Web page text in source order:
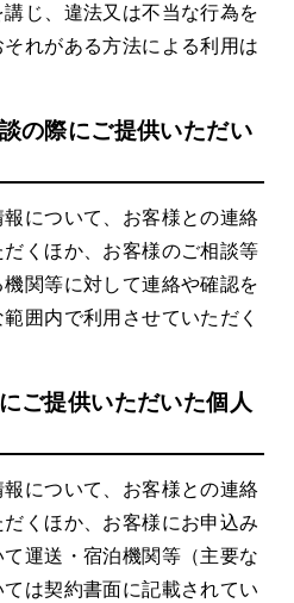
じ、違法又は不当な行為を
れがある方法による利用は
の際にご提供いただい
について、お客様との連絡
くほか、お客様のご相談等
関等に対して連絡や確認を
囲内で利用させていただく
ご提供いただいた個人
について、お客様との連絡
くほか、お客様にお申込み
運送・宿泊機関等（主要な
は契約書面に記載されてい